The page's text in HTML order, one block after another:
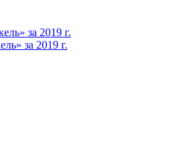
за 2019 г.
за 2019 г.